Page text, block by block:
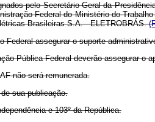
pelo Secretário-Geral da
Federal do Ministério do
Brasileiras S.A. - ELETROBRÁS.
Federal assegurar o suporte
Pública Federal deverão assegurar o
não será remunerada.
sua publicação.
e 103º da República.